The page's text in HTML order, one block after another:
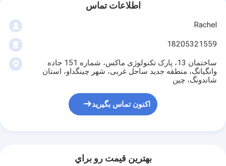
اطلاعات تماس
Rachel
18205321559
ساختمان 13، پارک تکنولوژی ماکس، شماره 151 جاده
وانگیانگ، منطقه جدید ساحل غربی، شهر چینگداو، استان
شاندونگ، چین
اکنون تماس بگیرید
بهترين قيمت رو براي